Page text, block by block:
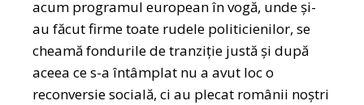
acum programul european în vogă, unde și-
au făcut firme toate rudele politicienilor, se
cheamă fondurile de tranziție justă și după
aceea ce s-a întâmplat nu a avut loc o
reconversie socială, ci au plecat românii noștri